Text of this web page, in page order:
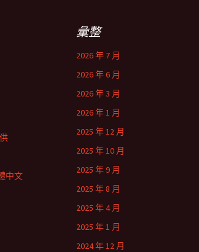
彙整
2026 年 7 月
2026 年 6 月
2026 年 3 月
2026 年 1 月
2025 年 12 月
2025 年 10 月
2025 年 9 月
2025 年 8 月
2025 年 4 月
2025 年 1 月
2024 年 12 月
中文